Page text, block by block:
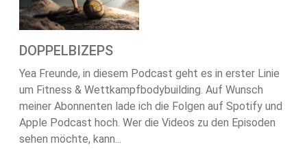
DOPPELBIZEPS
Yea Freunde, in diesem Podcast geht es in erster Linie
um Fitness & Wettkampfbodybuilding. Auf Wunsch
meiner Abonnenten lade ich die Folgen auf Spotify und
Apple Podcast hoch. Wer die Videos zu den Episoden
sehen möchte, kann...